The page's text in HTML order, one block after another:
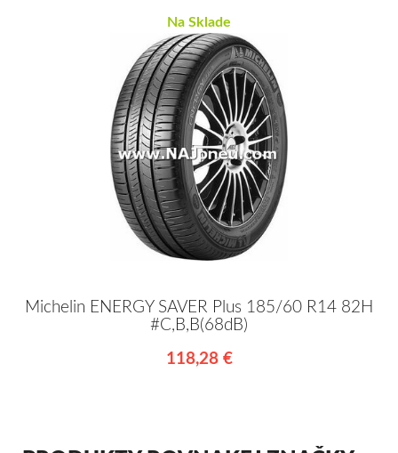
Na Sklade
Michelin ENERGY SAVER Plus 185/60 R14 82H
#C,B,B(68dB)
118,28 €